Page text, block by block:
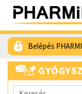
Belépés